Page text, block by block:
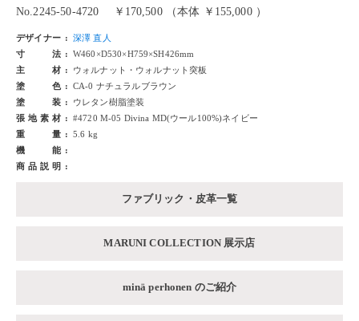
No.2245-50-4720 ￥170,500 （本体 ￥155,000 ）
デザイナー
深澤 直人
寸法
W460×D530×H759×SH426mm
主材
ウォルナット・ウォルナット突板
塗色
CA-0 ナチュラルブラウン
塗装
ウレタン樹脂塗装
張地素材
#4720 M-05 Divina MD(ウール100%)ネイビー
重量
5.6 kg
機能
商品説明
ファブリック・皮革一覧
MARUNI COLLECTION 展示店
minä perhonen のご紹介